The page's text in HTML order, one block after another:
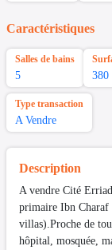
Caractéristiques
Salles de bains
5 380
Type transaction
A Vendre
Description
A vendre Cité
primaire Ibn Charaf
villas).Proche de
hôpital, mosquée,